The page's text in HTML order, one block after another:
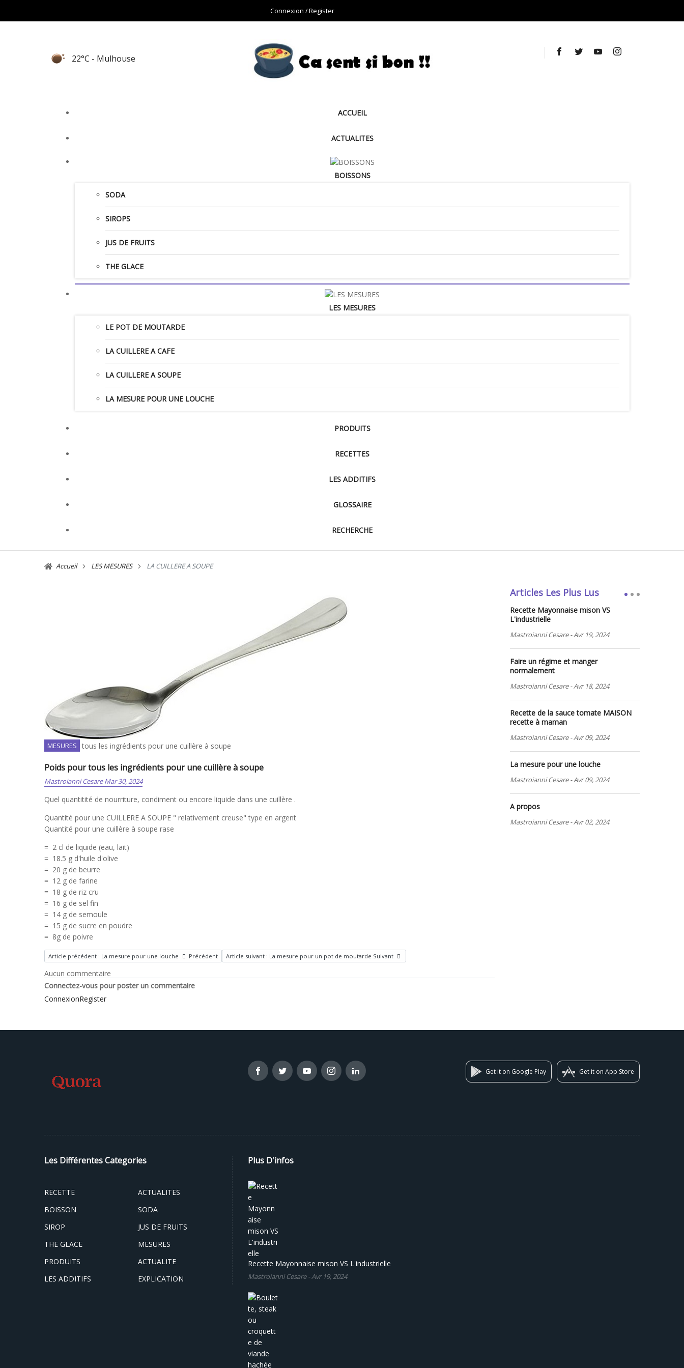
Connexion Register
22°C - Mulhouse
ACCUEIL
ACTUALITES
BOISSONS
SODA
SIROPS
JUS DE FRUITS
THE GLACE
LES MESURES
LE POT DE MOUTARDE
LA CUILLERE A CAFE
LA CUILLERE A SOUPE
LA MESURE POUR UNE LOUCHE
PRODUITS
RECETTES
LES ADDITIFS
GLOSSAIRE
RECHERCHE
Accueil LES MESURES LA CUILLERE A SOUPE
Poids pour tous les ingrédients pour une cuillère à soupe
MESURES
Poids pour tous les ingrédients pour une cuillère à soupe
Mastroianni Cesare Mar 30, 2024
Quel quantitité de nourriture, condiment ou encore liquide dans une cuillère .
Quantité pour une CUILLERE A SOUPE " relativement creuse" type en argent
Quantité pour une cuillère à soupe rase
= 2 cl de liquide (eau, lait)
= 18.5 g d'huile d'olive
= 20 g de beurre
= 12 g de farine
= 18 g de riz cru
= 16 g de sel fin
= 14 g de semoule
= 15 g de sucre en poudre
= 8g de poivre
Article précédent : La mesure pour une louche Précédent Article suivant : La mesure pour un pot de moutarde Suivant
Aucun commentaire
Connectez-vous pour poster un commentaire
ConnexionRegister
Articles Les Plus Lus
Recette Mayonnaise mison VS
L'industrielle
Mastroianni Cesare-Avr 19, 2024
Faire un régime et manger
normalement
Mastroianni Cesare-Avr 18, 2024
Recette de la sauce tomate MAISON
recette à maman
Mastroianni Cesare-Avr 09, 2024
La mesure pour une louche
Mastroianni Cesare-Avr 09, 2024
A propos
Mastroianni Cesare-Avr 02, 2024
Get it on Google Play Get it on App Store
Les Différentes Categories
RECETTE
ACTUALITES
BOISSON
SODA
SIROP
JUS DE FRUITS
THE GLACE
MESURES
PRODUITS
ACTUALITE
LES ADDITIFS
EXPLICATION
Plus D'infos
Recette Mayonnaise mison VS L'industrielle
Mastroianni Cesare-Avr 19, 2024